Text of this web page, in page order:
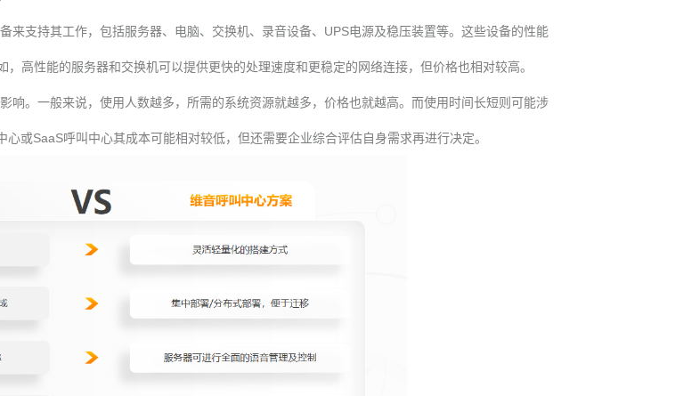
来支持其工作，包括服务器、电脑、交换机、录音设备、UPS电源及稳压装置等。这些设备的性能
高性能的服务器和交换机可以提供更快的处理速度和更稳定的网络连接，但价格也相对较高。
响。一般来说，使用人数越多，所需的系统资源就越多，价格也就越高。而使用时间长短则可能涉
或SaaS呼叫中心其成本可能相对较低，但还需要企业综合评估自身需求再进行决定。